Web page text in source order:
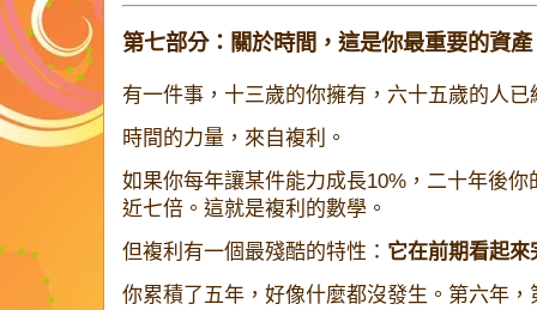
第七部分：關於時間，這是你最重要的資產
有一件事，十三歲的你擁有，六十五歲的人
時間的力量，來自複利。
如果你每年讓某件能力成長10%，二十年後
近七倍。這就是複利的數學。
但複利有一個最殘酷的特性： 它在前期看起來
你累積了五年，好像什麼都沒發生。第六年